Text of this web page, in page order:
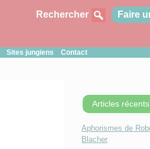
Rechercher Faire
Sites jungiens Contact
Articles récents
Aphorismes de
Blacher